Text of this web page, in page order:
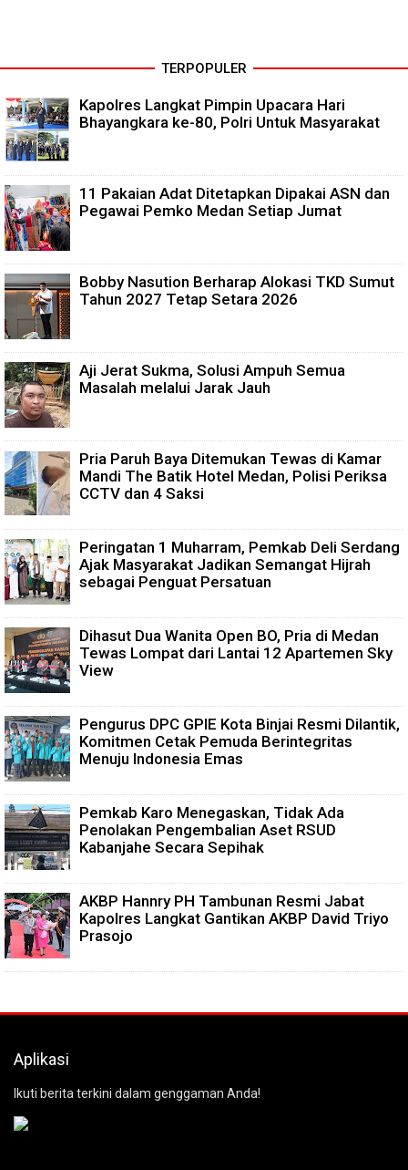
TERPOPULER
Kapolres Langkat Pimpin Upacara Hari
Bhayangkara ke-80, Polri Untuk Masyarakat
11 Pakaian Adat Ditetapkan Dipakai ASN dan
Pegawai Pemko Medan Setiap Jumat
Bobby Nasution Berharap Alokasi TKD Sumut
Tahun 2027 Tetap Setara 2026
Aji Jerat Sukma, Solusi Ampuh Semua
Masalah melalui Jarak Jauh
Pria Paruh Baya Ditemukan Tewas di Kamar
Mandi The Batik Hotel Medan, Polisi Periksa
CCTV dan 4 Saksi
Peringatan 1 Muharram, Pemkab Deli Serdang
Ajak Masyarakat Jadikan Semangat Hijrah
sebagai Penguat Persatuan
Dihasut Dua Wanita Open BO, Pria di Medan
Tewas Lompat dari Lantai 12 Apartemen Sky
View
Pengurus DPC GPIE Kota Binjai Resmi Dilantik,
Komitmen Cetak Pemuda Berintegritas
Menuju Indonesia Emas
Pemkab Karo Menegaskan, Tidak Ada
Penolakan Pengembalian Aset RSUD
Kabanjahe Secara Sepihak
AKBP Hannry PH Tambunan Resmi Jabat
Kapolres Langkat Gantikan AKBP David Triyo
Prasojo
Aplikasi
Ikuti berita terkini dalam genggaman Anda!